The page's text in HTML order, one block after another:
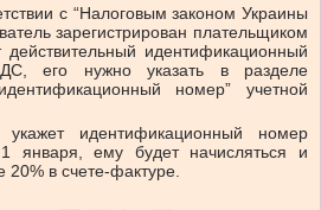
с “Налоговым законом Украины
зарегистрирован плательщиком
идентификационный
его нужно указать в разделе
номер” учетной
идентификационный номер
января, ему будет начисляться и
в счете-фактуре.